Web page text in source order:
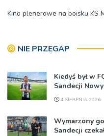
Kino plenerowe na boisku KS
NIE PRZEGAP
Kiedyś był w
Sandecji Nowy
4 SIERPNIA 2026
Wymarzony
Sandecji